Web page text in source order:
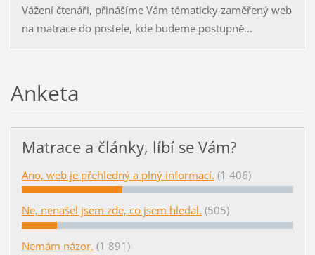
Vážení čtenáři, přinášíme Vám tématicky zaměřený web
na matrace do postele, kde budeme postupně...
Anketa
Matrace a články, líbí se Vám?
Ano, web je přehledný a plný informací. (1 406)
Ne, nenašel jsem zde, co jsem hledal. (505)
Nemám názor. (1 891)